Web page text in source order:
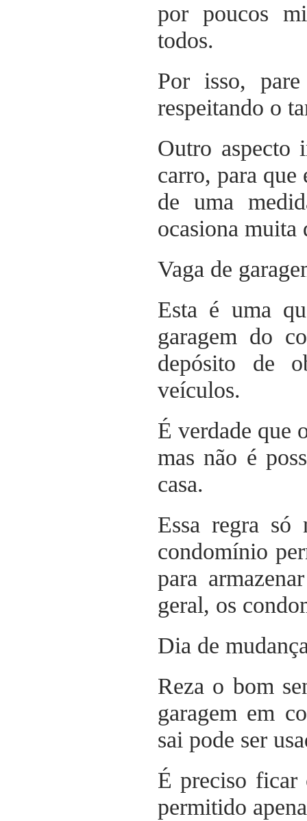
por poucos
todos.
Por isso,
respeitando o
Outro aspecto
carro, para que
de uma
ocasiona muita
Vaga de
Esta é uma
garagem do
depósito de
veículos.
É verdade que
mas não é
casa.
Essa regra só
condomínio
para
geral, os
Dia de
Reza o bom
garagem em
sai pode ser
É preciso ficar
permitido